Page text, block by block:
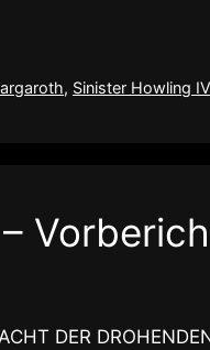
, Sinister Howling IV
DER